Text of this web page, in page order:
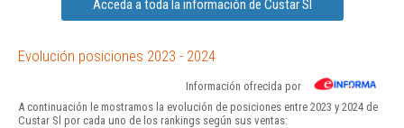
Acceda a toda la información de Custar Sl
Evolución posiciones 2023 - 2024
Información ofrecida por
A continuación le mostramos la evolución de posiciones entre 2023 y 2024 de
Custar Sl por cada uno de los rankings según sus ventas: